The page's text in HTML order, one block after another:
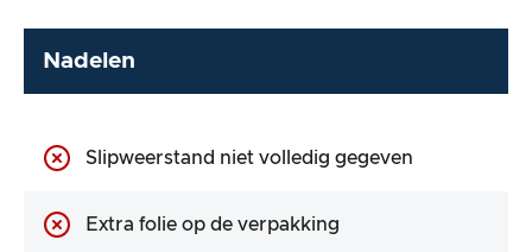
Nadelen
Slipweerstand niet volledig gegeven
Extra folie op de verpakking